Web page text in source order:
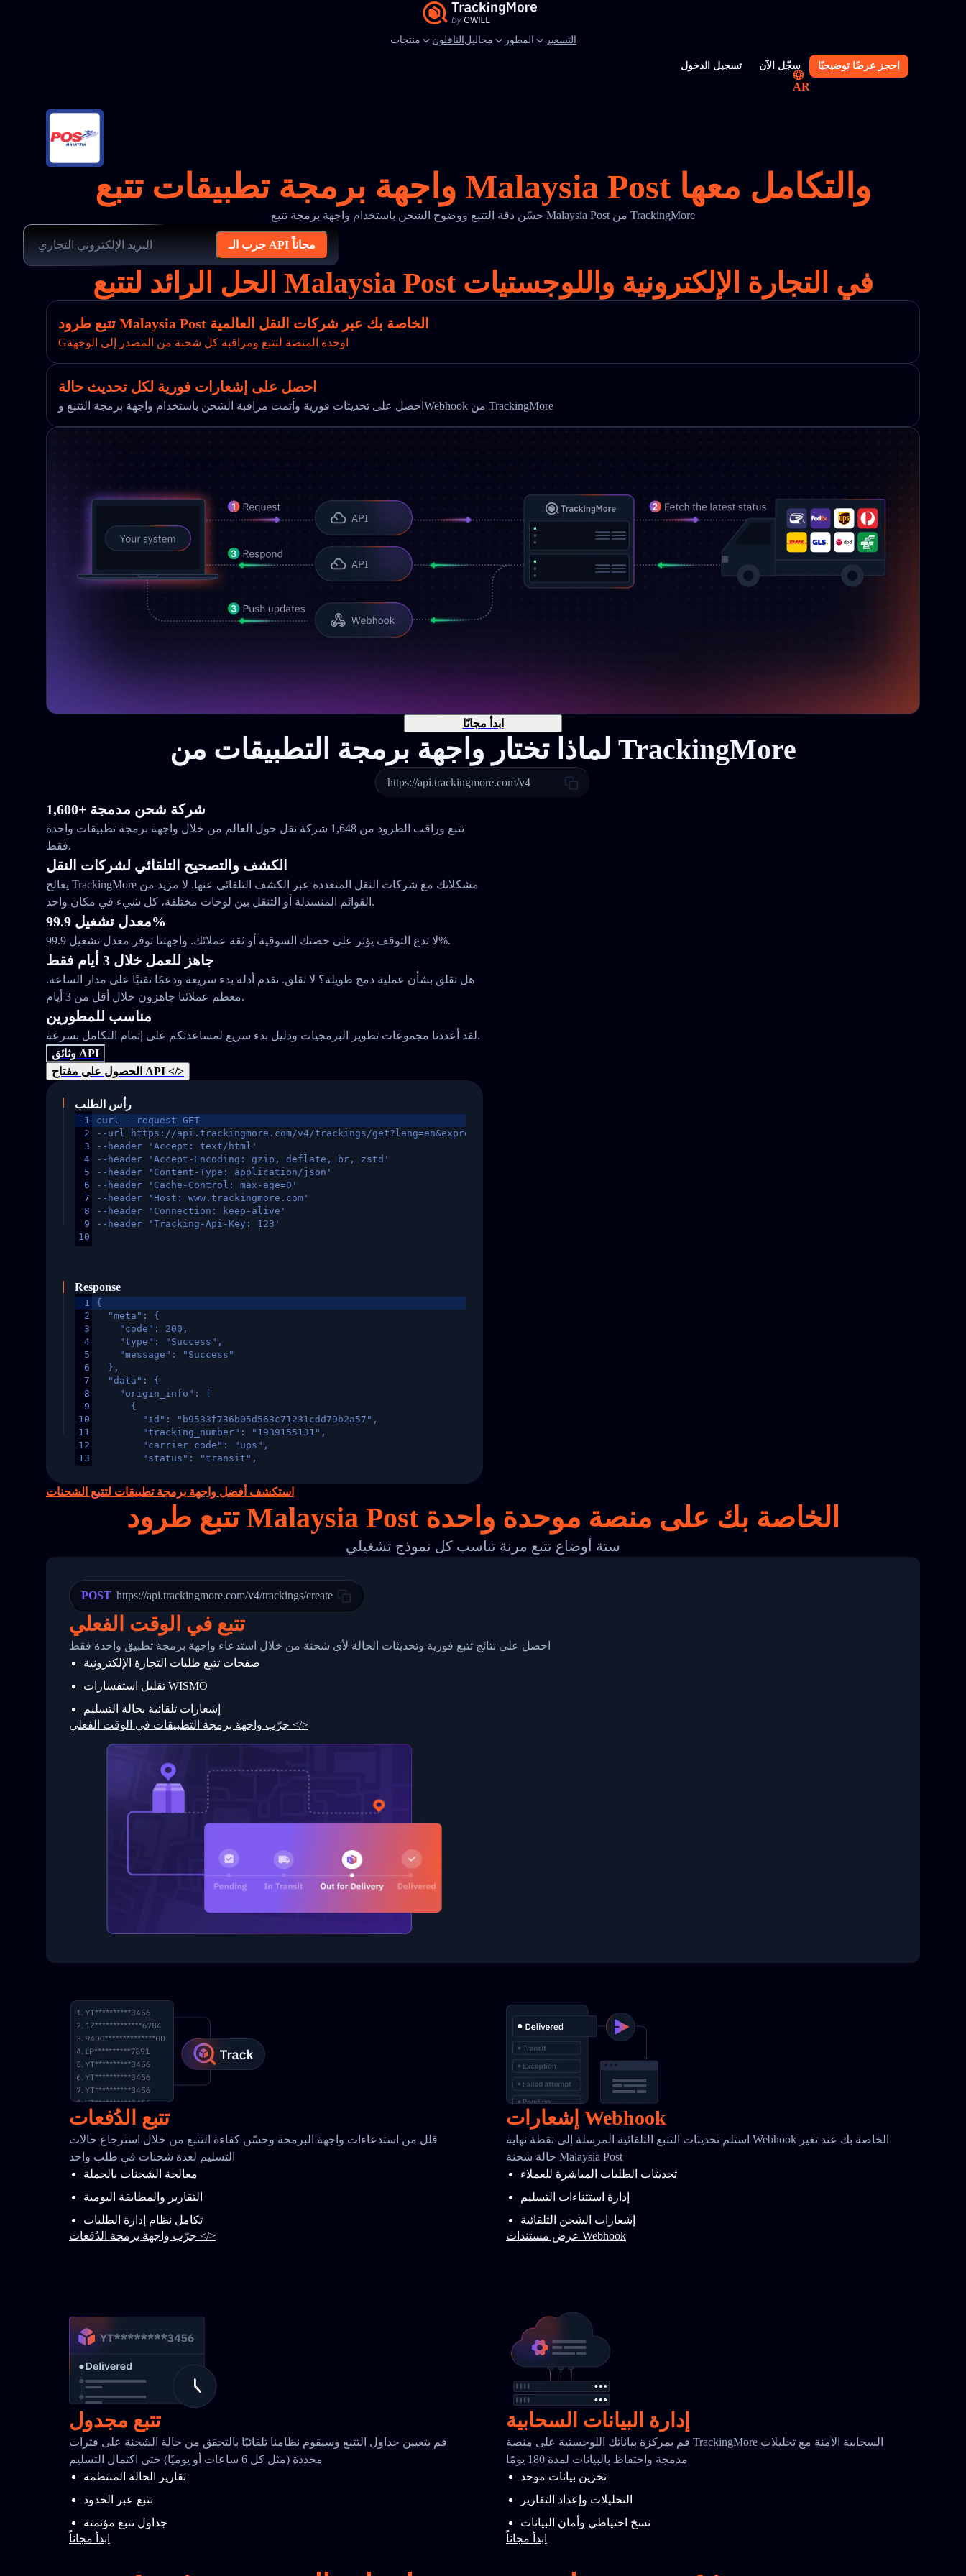
منتجات الناقلون محاليل المطور التسعير
تسجيل الدخول سجّل الآن احجز عرضًا توضيحيًا
AR
واجهة برمجة تطبيقات تتبع Malaysia Post والتكامل معها
حسّن دقة التتبع ووضوح الشحن باستخدام واجهة برمجة تتبع Malaysia Post من TrackingMore
جرب الـ API مجاناً
الحل الرائد لتتبع Malaysia Post في التجارة الإلكترونية واللوجستيات
تتبع طرود Malaysia Post الخاصة بك عبر شركات النقل العالمية
Gاوحدة المنصة لتتبع ومراقبة كل شحنة من المصدر إلى الوجهة
احصل على إشعارات فورية لكل تحديث حالة
احصل على تحديثات فورية وأتمت مراقبة الشحن باستخدام واجهة برمجة التتبع وWebhook من TrackingMore
ابدأ مجانًا
لماذا تختار واجهة برمجة التطبيقات من TrackingMore
https://api.trackingmore.com/v4
1,600+ شركة شحن مدمجة
تتبع وراقب الطرود من 1,648 شركة نقل حول العالم من خلال واجهة برمجة تطبيقات واحدة
فقط.
الكشف والتصحيح التلقائي لشركات النقل
يعالج TrackingMore مشكلاتك مع شركات النقل المتعددة عبر الكشف التلقائي عنها. لا مزيد من
القوائم المنسدلة أو التنقل بين لوحات مختلفة، كل شيء في مكان واحد.
معدل تشغيل 99.9%
لا تدع التوقف يؤثر على حصتك السوقية أو ثقة عملائك. واجهتنا توفر معدل تشغيل 99.9%.
جاهز للعمل خلال 3 أيام فقط
هل تقلق بشأن عملية دمج طويلة؟ لا تقلق. نقدم أدلة بدء سريعة ودعمًا تقنيًا على مدار الساعة.
معظم عملائنا جاهزون خلال أقل من 3 أيام.
مناسب للمطورين
لقد أعددنا مجموعات تطوير البرمجيات ودليل بدء سريع لمساعدتكم على إتمام التكامل بسرعة.
وثائق API
الحصول على مفتاح API </>
رأس الطلب
1
2
3
4
5
6
7
8
9
10
curl --request GET
--url https://api.trackingmore.com/v4/trackings/get?lang=en&express=ups&tracknumber=1939155131
--header 'Accept: text/html'
--header 'Accept-Encoding: gzip, deflate, br, zstd'
--header 'Content-Type: application/json'
--header 'Cache-Control: max-age=0'
--header 'Host: www.trackingmore.com'
--header 'Connection: keep-alive'
--header 'Tracking-Api-Key: 123'
Response
1
2
3
4
5
6
7
8
9
10
11
12
13
15
16
24
25
26
27
28
29
31
33
34
{
  "meta": {
    "code": 200,
    "type": "Success",
    "message": "Success"
  },
  "data": {
    "origin_info": [
      {
        "id": "b9533f736b05d563c71231cdd79b2a57",
        "tracking_number": "1939155131",
        "carrier_code": "ups",
        "status": "transit",
        "destination_country": "United States",
        "itemTimeLength": 2,
        "phone": null,
        "trackinfo": [
            "Details": "Departed Facility in HONG KONG-HONG KONG, HONG KONG-HONG KONG,2017-03-08 04:22:00"
          },
          {
            "Date": "2017-03-06 15:28:00",
            "StatusDescription": "Shipment picked up",
            "Details": "BEIJING-CHINA,PEOPLES REPUBLIC"
          }
        ]
      }
    ]
  }
}
استكشف أفضل واجهة برمجة تطبيقات لتتبع الشحنات
تتبع طرود Malaysia Post الخاصة بك على منصة موحدة واحدة
ستة أوضاع تتبع مرنة تناسب كل نموذج تشغيلي
POST https://api.trackingmore.com/v4/trackings/create
تتبع في الوقت الفعلي
احصل على نتائج تتبع فورية وتحديثات الحالة لأي شحنة من خلال استدعاء واجهة برمجة تطبيق واحدة فقط
صفحات تتبع طلبات التجارة الإلكترونية
تقليل استفسارات WISMO
إشعارات تلقائية بحالة التسليم
جرّب واجهة برمجة التطبيقات في الوقت الفعلي </>
تتبع الدُفعات
قلل من استدعاءات واجهة البرمجة وحسّن كفاءة التتبع من خلال استرجاع حالات
التسليم لعدة شحنات في طلب واحد
معالجة الشحنات بالجملة
التقارير والمطابقة اليومية
تكامل نظام إدارة الطلبات
جرّب واجهة برمجة الدُفعات </>
إشعارات Webhook
استلم تحديثات التتبع التلقائية المرسلة إلى نقطة نهاية Webhook الخاصة بك عند تغير
حالة شحنة Malaysia Post
تحديثات الطلبات المباشرة للعملاء
إدارة استثناءات التسليم
إشعارات الشحن التلقائية
عرض مستندات Webhook
تتبع مجدول
قم بتعيين جداول التتبع وسيقوم نظامنا تلقائيًا بالتحقق من حالة الشحنة على فترات
محددة (مثل كل 6 ساعات أو يوميًا) حتى اكتمال التسليم
تقارير الحالة المنتظمة
تتبع عبر الحدود
جداول تتبع مؤتمتة
ابدأ مجاناً
إدارة البيانات السحابية
قم بمركزة بياناتك اللوجستية على منصة TrackingMore السحابية الآمنة مع تحليلات
مدمجة واحتفاظ بالبيانات لمدة 180 يومًا
تخزين بيانات موحد
التحليلات وإعداد التقارير
نسخ احتياطي وأمان البيانات
ابدأ مجاناً